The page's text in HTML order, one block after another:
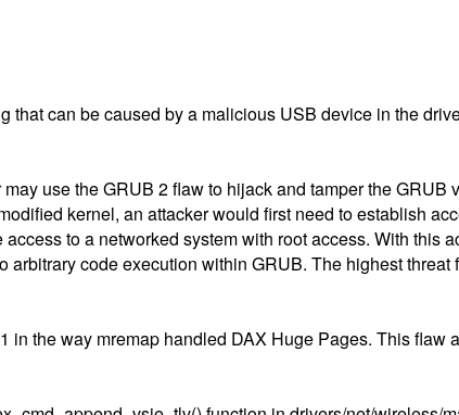
that can be caused by a malicious USB device in the
use the GRUB 2 flaw to hijack and tamper the
kernel, an attacker would first need to establish
to a networked system with root access. With this
code execution within GRUB. The highest
the way mremap handled DAX Huge Pages. This